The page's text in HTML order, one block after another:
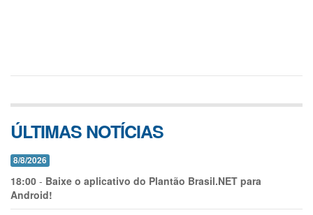
ÚLTIMAS NOTÍCIAS
8/8/2026
18:00 - Baixe o aplicativo do Plantão Brasil.NET para
Android!